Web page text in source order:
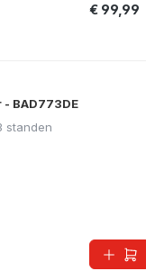
€ 99,99
- BAD773DE
standen